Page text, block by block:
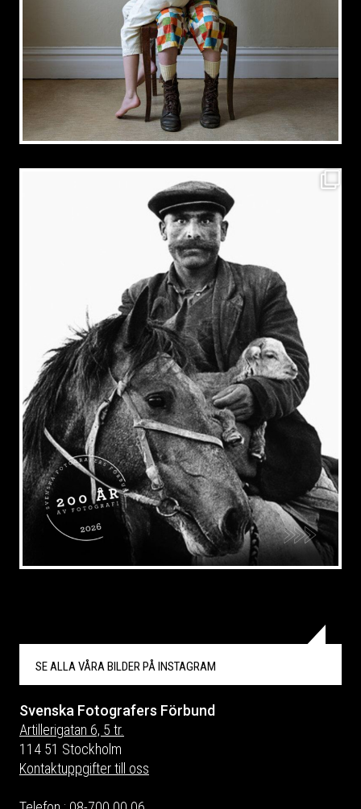
SE ALLA VÅRA BILDER PÅINSTAGRAM
Svenska Fotografers Förbund
Artillerigatan 6, 5 tr.
114 51 Stockholm
Kontaktuppgifter till oss